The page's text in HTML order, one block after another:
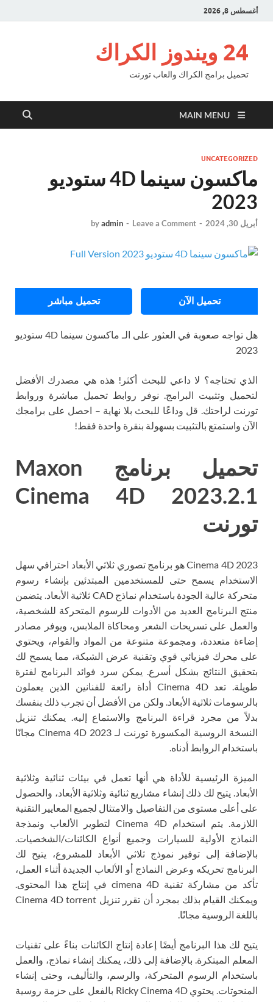
أغسطس 8, 2026
24 ويندوز الكراك
تحميل برامج الكراك والعاب تورنت
MAIN MENU
UNCATEGORIZED
ماكسون سينما 4D ستوديو
2023
أبريل 30, 2024 -
byadmin - Leave a Comment
تحميل الآن تحميل مباشر
هل تواجه صعوبة في العثور على الـ ماكسون سينما 4D ستوديو
2023
الذي تحتاجه؟ لا داعي للبحث أكثر! هذه هي مصدرك الأفضل
لتحميل وتثبيت البرامج. نوفر روابط تحميل مباشرة وروابط
تورنت لراحتك. قل وداعًا للبحث بلا نهاية – احصل على برامجك
الآن واستمتع بالتثبيت بسهولة بنقرة واحدة فقط!
تحميل برنامج Maxon
Cinema 4D 2023.2.1
تورنت
Cinema 4D 2023 هو برنامج تصوري ثلاثي الأبعاد احترافي سهل
الاستخدام يسمح حتى للمستخدمين المبتدئين بإنشاء رسوم
متحركة عالية الجودة باستخدام نماذج CAD ثلاثية الأبعاد. يتضمن
منتج البرنامج العديد من الأدوات للرسوم المتحركة للشخصية،
والعمل على تسريحات الشعر ومحاكاة الملابس، ويوفر مصادر
إضاءة متعددة، ومجموعة متنوعة من المواد والقوام، ويحتوي
على محرك فيزيائي قوي وتقنية عرض الشبكة، مما يسمح لك
بتحقيق النتائج بشكل أسرع. يمكن سرد فوائد البرنامج لفترة
طويلة. تعد Cinema 4D أداة رائعة للفنانين الذين يعملون
بالرسومات ثلاثية الأبعاد. ولكن من الأفضل أن تجرب ذلك بنفسك
بدلاً من مجرد قراءة البرنامج والاستماع إليه. يمكنك تنزيل
النسخة الروسية المكسورة تورنت لـ Cinema 4D 2023 مجانًا
باستخدام الروابط أدناه.
الميزة الرئيسية للأداة هي أنها تعمل في بيئات ثنائية وثلاثية
الأبعاد. يتيح لك ذلك إنشاء مشاريع ثنائية وثلاثية الأبعاد، والحصول
على أعلى مستوى من التفاصيل والامتثال لجميع المعايير التقنية
اللازمة. يتم استخدام Cinema 4D لتطوير الألعاب ونمذجة
النماذج الأولية للسيارات وجميع أنواع الكائنات/الشخصيات.
بالإضافة إلى توفير نموذج ثلاثي الأبعاد للمشروع، يتيح لك
البرنامج تحريكه وعرض النماذج أو الألعاب الجديدة أثناء العمل،
تأكد من مشاركة تقنية cimena 4D في إنتاج هذا المحتوى.
ويمكنك القيام بذلك بمجرد أن تقرر تنزيل Cinema 4D torrent
باللغة الروسية مجانًا.
يتيح لك هذا البرنامج أيضًا إعادة إنتاج الكائنات بناءً على تقنيات
المعلم المبتكرة. بالإضافة إلى ذلك، يمكنك إنشاء نماذج، والعمل
باستخدام الرسوم المتحركة، والرسم، والتأليف، وحتى إنشاء
المنحوتات. يحتوي Ricky Cinema 4D بالفعل على حزمة روسية